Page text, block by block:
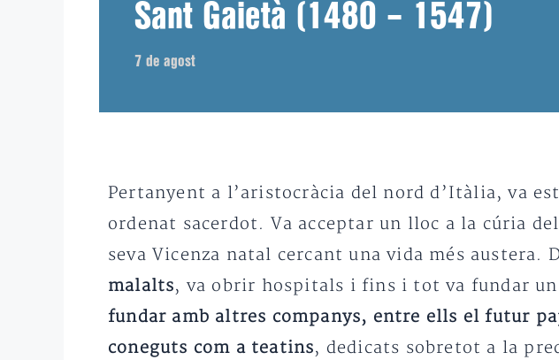
Sant Gaietà (1480 – 1547)
7 de agost
Pertanyent a l’aristocràcia del nord d’Itàlia, va
ordenat sacerdot. Va acceptar un lloc a la cúria
seva Vicenza natal cercant una vida més austera.
malalts, va obrir hospitals i fins i tot va fundar un
fundar amb altres companys, entre ells el futur
coneguts com a teatins, dedicats sobretot a la